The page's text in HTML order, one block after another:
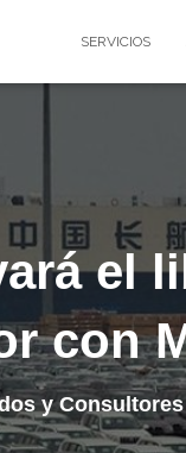
SERVICIOS
el
con
y Consultores